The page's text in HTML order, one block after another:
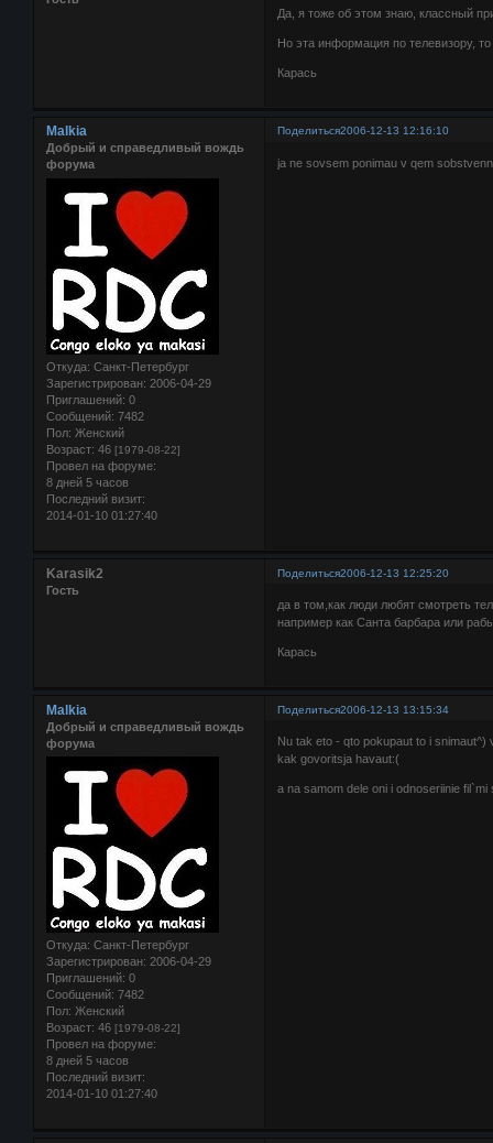
Да, я тоже об этом знаю, классный
Но эта информация по телевизору,
Карась
Поделиться2006-12-13 12:16:10
Malkia
Добрый и справедливый вождь
форума
Откуда: Санкт-Петербург
Зарегистрирован: 2006-04-29
Приглашений: 0
Сообщений: 7482
Пол: Женский
Возраст: 46 [1979-08-22]
Провел на форуме:
8 дней 5 часов
Последний визит:
2014-01-10 01:27:40
ja ne sovsem ponimau v qem
Поделиться2006-12-13 12:25:20
Karasik2
Гость
да в том,как люди любят смотреть
например как Санта барбара или
Карась
Поделиться2006-12-13 13:15:34
Malkia
Добрый и справедливый вождь
форума
Откуда: Санкт-Петербург
Зарегистрирован: 2006-04-29
Приглашений: 0
Сообщений: 7482
Пол: Женский
Возраст: 46 [1979-08-22]
Провел на форуме:
8 дней 5 часов
Последний визит:
2014-01-10 01:27:40
Nu tak eto - qto pokupaut to i
kak govoritsja havaut:(
a na samom dele oni i odnoseriinie